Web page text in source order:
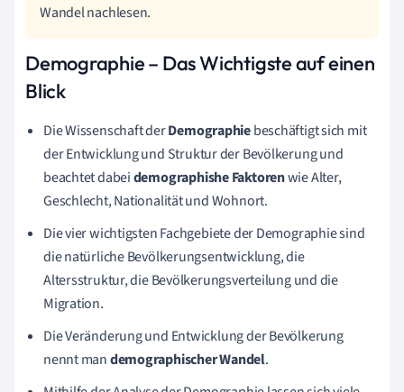
Wandel nachlesen.
Demographie – Das Wichtigste auf einen
Blick
Die Wissenschaft derDemographiebeschäftigt sich mit
der Entwicklung und Struktur derBevölkerung und
beachtet dabeidemographishe Faktorenwie Alter,
Geschlecht, Nationalität und Wohnort.
Die vier wichtigsten Fachgebiete der Demographie sind
die natürliche Bevölkerungsentwicklung, die
Altersstruktur, die Bevölkerungsverteilung und die
Migration.
Die Veränderung und Entwicklung der Bevölkerung
nennt mandemographischer Wandel.